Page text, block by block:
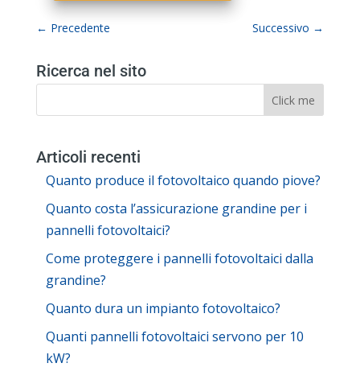
← Precedente Successivo →
Ricerca nel sito
Articoli recenti
Quanto produce il fotovoltaico quando piove?
Quanto costa l’assicurazione grandine per i
pannelli fotovoltaici?
Come proteggere i pannelli fotovoltaici dalla
grandine?
Quanto dura un impianto fotovoltaico?
Quanti pannelli fotovoltaici servono per 10
kW?